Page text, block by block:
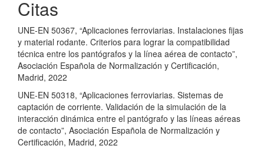
Citas
UNE-EN 50367, “Aplicaciones ferroviarias. Instalaciones fijas
y material rodante. Criterios para lograr la compatibilidad
técnica entre los pantógrafos y la línea aérea de contacto”,
Asociación Española de Normalización y Certificación,
Madrid, 2022
UNE-EN 50318, “Aplicaciones ferroviarias. Sistemas de
captación de corriente. Validación de la simulación de la
interacción dinámica entre el pantógrafo y las líneas aéreas
de contacto”, Asociación Española de Normalización y
Certificación, Madrid, 2022